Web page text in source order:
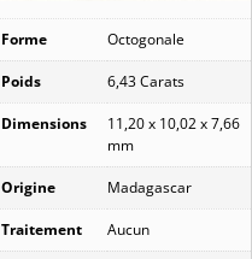
Forme Octogonale
Poids 6,43 Carats
Dimensions
11,20 x 10,02 x 7,66
mm
Origine Madagascar
Traitement Aucun